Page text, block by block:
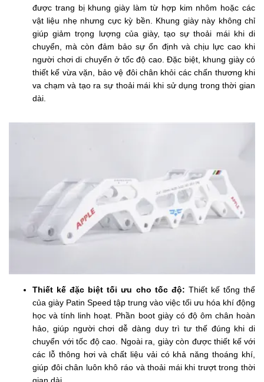
được trang bị khung giày làm từ hợp kim nhôm hoặc các
vật liệu nhẹ nhưng cực kỳ bền. Khung giày này không chỉ
giúp giảm trọng lượng của giày, tạo sự thoải mái khi di
chuyển, mà còn đảm bảo sự ổn định và chịu lực cao khi
người chơi di chuyển ở tốc độ cao. Đặc biệt, khung giày có
thiết kế vừa vặn, bảo vệ đôi chân khỏi các chấn thương khi
va chạm và tạo ra sự thoải mái khi sử dụng trong thời gian
dài.
Thiết kế đặc biệt tối ưu cho tốc độ: Thiết kế tổng thể
của giày Patin Speed tập trung vào việc tối ưu hóa khí động
học và tính linh hoạt. Phần boot giày có độ ôm chân hoàn
hảo, giúp người chơi dễ dàng duy trì tư thế đúng khi di
chuyển với tốc độ cao. Ngoài ra, giày còn được thiết kế với
các lỗ thông hơi và chất liệu vải có khả năng thoáng khí,
giúp đôi chân luôn khô ráo và thoải mái khi trượt trong thời
gian dài.